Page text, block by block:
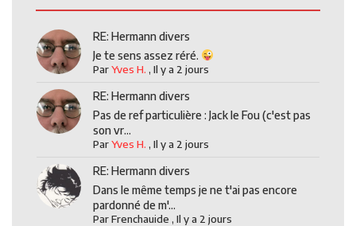
RE: Hermann divers
Je te sens assez réré.
ParYves H. ,Il y a 2 jours
RE: Hermann divers
Pas de ref particulière : Jack le Fou (c'est pas
son vr...
ParYves H. ,Il y a 2 jours
RE: Hermann divers
Dans le même temps je ne t'ai pas encore
pardonné de m'...
ParFrenchauide ,Il y a 2 jours